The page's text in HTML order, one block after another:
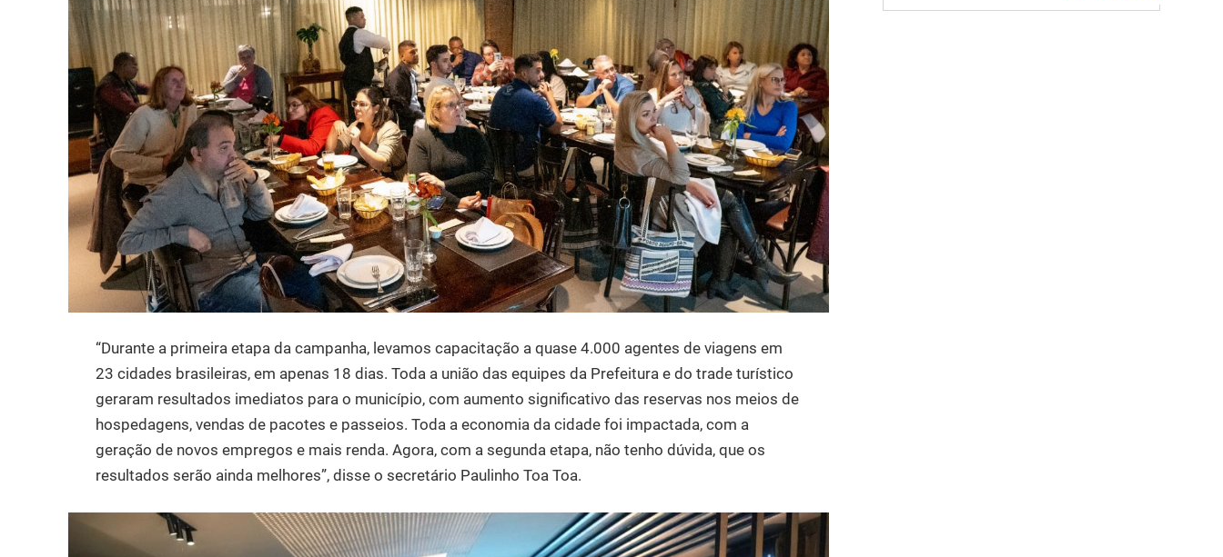
“Durante a primeira etapa da campanha, levamos capacitação a quase 4.000 agentes de viagens em
23 cidades brasileiras, em apenas 18 dias. Toda a união das equipes da Prefeitura e do trade turístico
geraram resultados imediatos para o município, com aumento significativo das reservas nos meios de
hospedagens, vendas de pacotes e passeios. Toda a economia da cidade foi impactada, com a
geração de novos empregos e mais renda. Agora, com a segunda etapa, não tenho dúvida, que os
resultados serão ainda melhores”, disse o secretário Paulinho Toa Toa.